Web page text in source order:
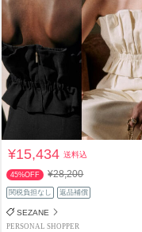
¥15,434送料込
45%OFF ¥28,200
関税負担なし 返品補償
SEZANE
PERSONAL SHOPPER